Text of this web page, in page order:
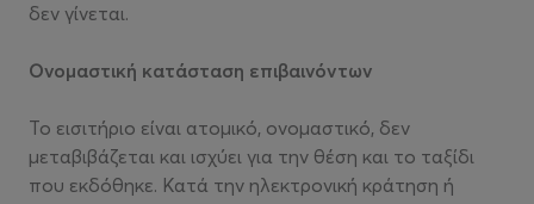
δεν γίνεται.
Ονομαστική κατάσταση επιβαινόντων
Το εισιτήριο είναι ατομικό, ονομαστικό, δεν
μεταβιβάζεται και ισχύει για την θέση και το ταξίδι
που εκδόθηκε. Κατά την ηλεκτρονική κράτηση ή